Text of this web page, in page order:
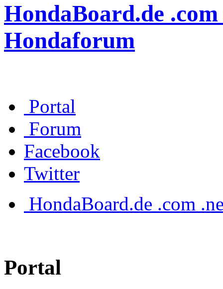
HondaBoard.de
Hondaforum
Portal
Forum
Facebook
Twitter
HondaBoard.de .com
Portal